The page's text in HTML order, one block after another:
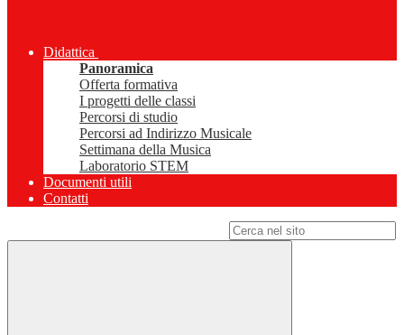
Didattica
Panoramica
Offerta formativa
I progetti delle classi
Percorsi di studio
Percorsi ad Indirizzo Musicale
Settimana della Musica
Laboratorio STEM
Documenti utili
Contatti